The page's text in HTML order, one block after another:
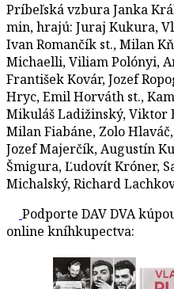
Príbeľská vzbura Janka
min, hrajú: Juraj Kukura,
Ivan Romančík st., Milan
Michaelli, Viliam Polónyi,
František Kovár, Jozef
Hryc, Emil Horváth st.,
Mikuláš Ladižinský, Viktor
Milan Fiabáne, Zolo
Jozef Majerčík, Augustín
Šmigura, Ľudovít Króner,
Michalský, Richard
Podporte DAV DVA
online kníhkupectva: